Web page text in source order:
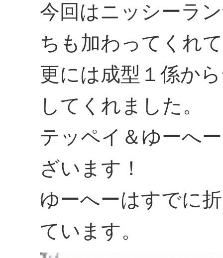
今回はニッシーラ
ちも加わってくれ
更には成型１係か
してくれました。
テッペイ＆ゆーへ
ざいます！
ゆーへーはすでに
ています。